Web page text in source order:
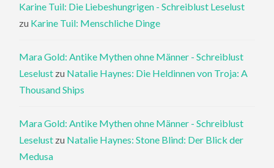
Karine Tuil: Die Liebeshungrigen - Schreiblust Leselust
zu Karine Tuil: Menschliche Dinge
Mara Gold: Antike Mythen ohne Männer - Schreiblust
Leselust zu Natalie Haynes: Die Heldinnen von Troja: A
Thousand Ships
Mara Gold: Antike Mythen ohne Männer - Schreiblust
Leselust zu Natalie Haynes: Stone Blind: Der Blick der
Medusa